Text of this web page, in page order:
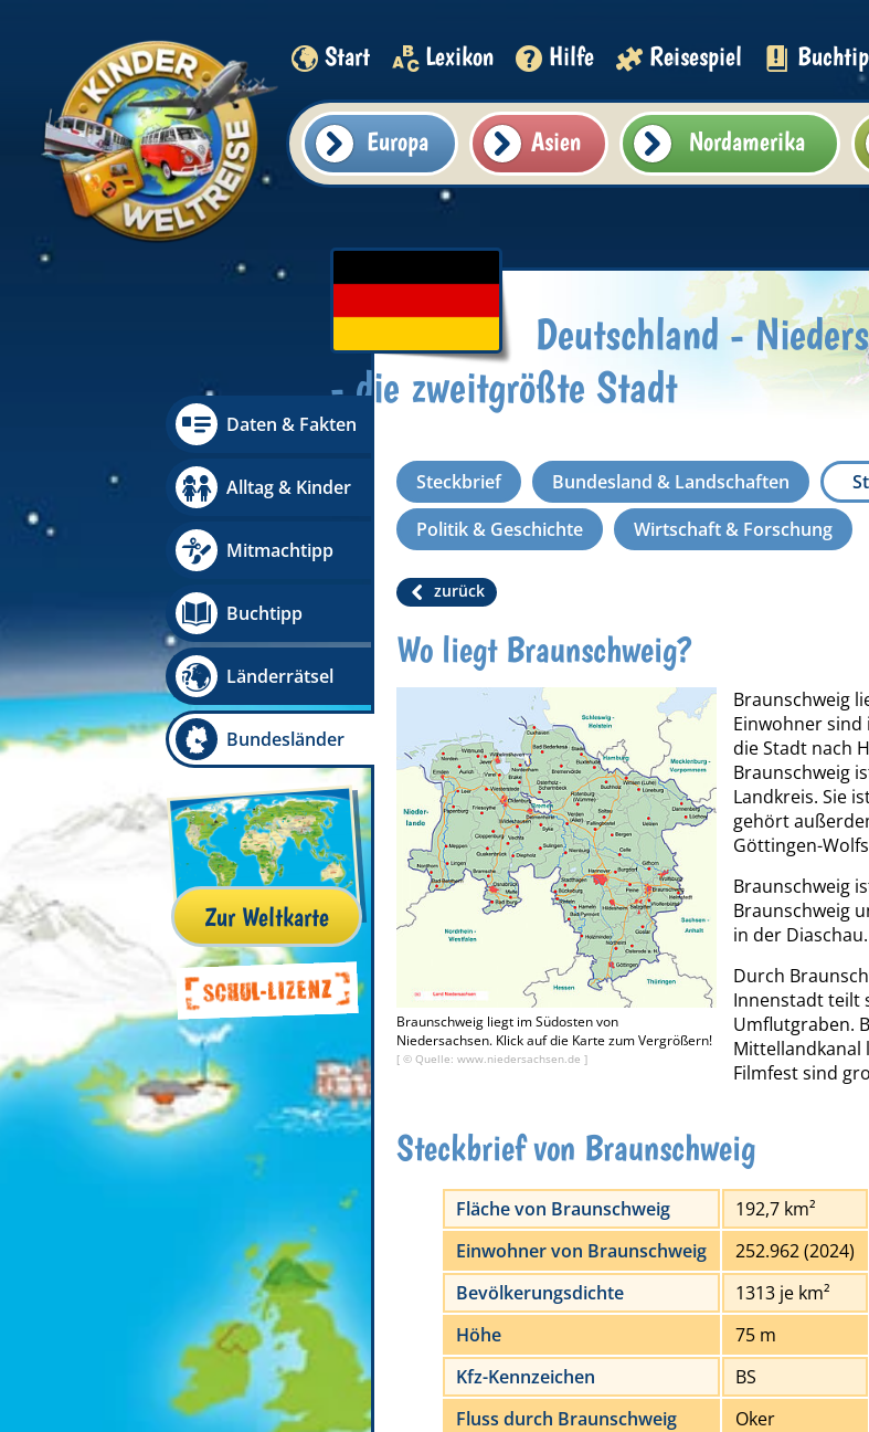
Start Lexikon Hilfe Reisespiel
Europa Asien Nordamerika
Daten & Fakten
Alltag & Kinder
Mitmachtipp
Buchtipp
Länderrätsel
Bundesländer
Zur Weltkarte
Deutschland -
- die zweitgrößte Stadt
Steckbrief Bundesland & Landschaften
Politik & Geschichte
Wirtschaft & Forschung
zurück
Wo liegt Braunschweig?
Braunschweig liegt im Südosten von
Niedersachsen. Klick auf die Karte zum Vergrößern!
[ © Quelle: www.niedersachsen.de ]
Braunschweig
Einwohner sind
die Stadt nach
Braunschweig
Landkreis. Sie
gehört
Göttingen-
Braunschweig
Braunschweig
in der Diaschau.
Durch
Innenstadt teilt
Umflutgraben.
Mittellandkanal
Filmfest sind
Steckbrief von Braunschweig
Fläche von Braunschweig
192,7 km²
Einwohner von Braunschweig
252.962 (2024)
Bevölkerungsdichte
1313 je km²
Höhe
75 m
Kfz-Kennzeichen
BS
Fluss durch Braunschweig
Oker